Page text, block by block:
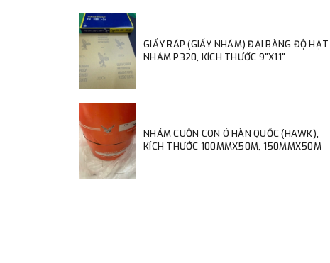
GIẤY RÁP (GIẤY NHÁM) ĐẠI BÀNG ĐỘ HẠT
NHÁM P320, KÍCH THƯỚC 9"X11"
NHÁM CUỘN CON Ó HÀN QUỐC (HAWK),
KÍCH THƯỚC 100MMX50M, 150MMX50M